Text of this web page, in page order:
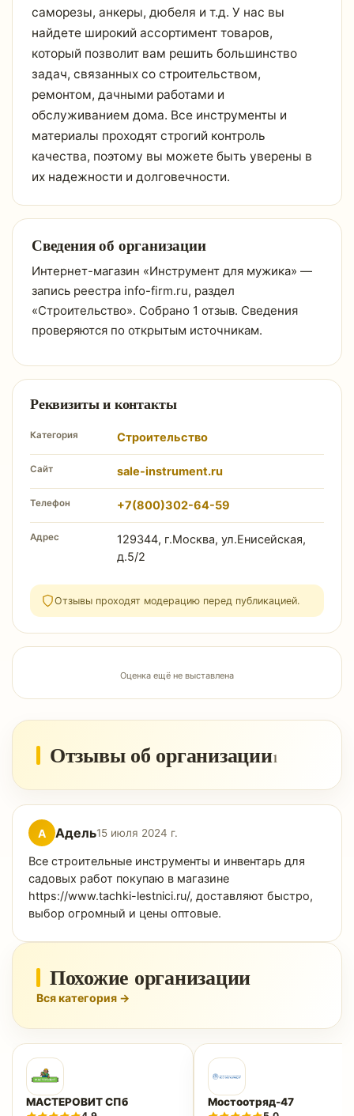
саморезы, анкеры, дюбеля и т.д. У нас вы
найдете широкий ассортимент товаров,
который позволит вам решить большинство
задач, связанных со строительством,
ремонтом, дачными работами и
обслуживанием дома. Все инструменты и
материалы проходят строгий контроль
качества, поэтому вы можете быть уверены в
их надежности и долговечности.
Сведения об организации
Интернет-магазин «Инструмент для мужика» —
запись реестра info-firm.ru, раздел
«Строительство». Собрано 1 отзыв. Сведения
проверяются по открытым источникам.
Реквизиты и контакты
Категория Строительство
Сайт sale-instrument.ru
Телефон +7(800)302-64-59
Адрес
129344, г.Москва, ул.Енисейская,
д.5/2
Отзывы проходят модерацию перед публикацией.
Оценка ещё не выставлена
Отзывы об организации1
А Адель15 июля 2024 г.
Все строительные инструменты и инвентарь для
садовых работ покупаю в магазине
https://www.tachki-lestnici.ru/, доставляют быстро,
выбор огромный и цены оптовые.
Похожие организации
Вся категория →
МАСТЕРОВИТ СПб Мостоотряд-47